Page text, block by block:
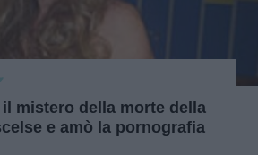
il mistero della morte della
e amò la pornografia